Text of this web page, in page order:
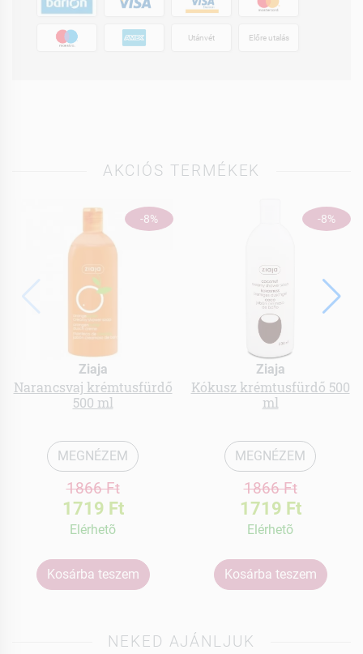
Utánvét Előre utalás
AKCIÓS TERMÉKEK
-8%
Ziaja
Narancsvaj krémtusfürdő
500 ml
MEGNÉZEM
1866 Ft
1719 Ft
Elérhetõ
Kosárba teszem
-8%
Ziaja
Kókusz krémtusfürdő 500
ml
MEGNÉZEM
1866 Ft
1719 Ft
Elérhetõ
Kosárba teszem
NEKED AJÁNLJUK